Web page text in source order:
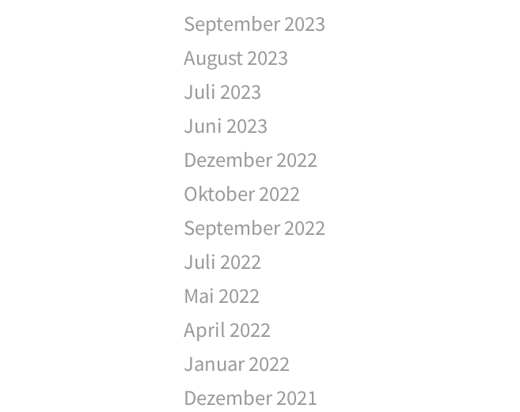
September 2023
August 2023
Juli 2023
Juni 2023
Dezember 2022
Oktober 2022
September 2022
Juli 2022
Mai 2022
April 2022
Januar 2022
Dezember 2021